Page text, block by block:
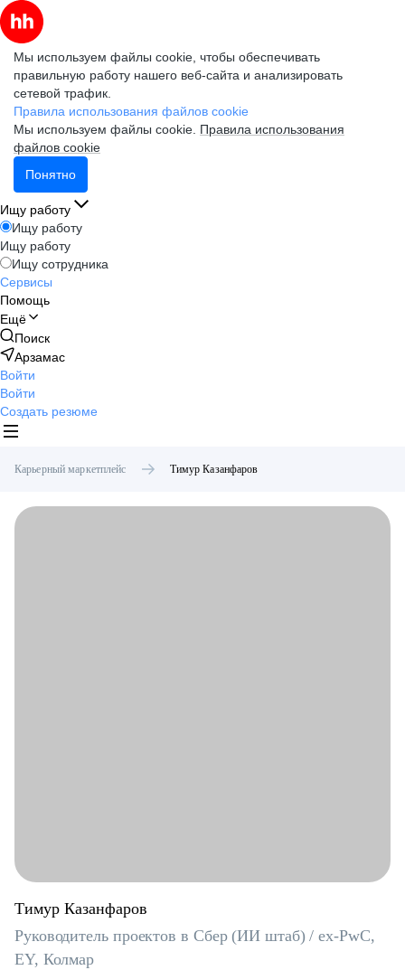
Мы используем файлы cookie, чтобы обеспечивать
правильную работу нашего веб-сайта и анализировать
сетевой трафик.
Правила использования файлов cookie
Мы используем файлы cookie. Правила использования
файлов cookie
Понятно
Ищу работу
Ищу работу
Ищу работу
Ищу сотрудника
Сервисы
Помощь
Ещё
Поиск
Арзамас
Войти
Войти
Создать резюме
Карьерный маркетплейс Тимур Казанфаров
Тимур Казанфаров
Руководитель проектов в Сбер (ИИ штаб) / ex-PwC,
EY, Колмар